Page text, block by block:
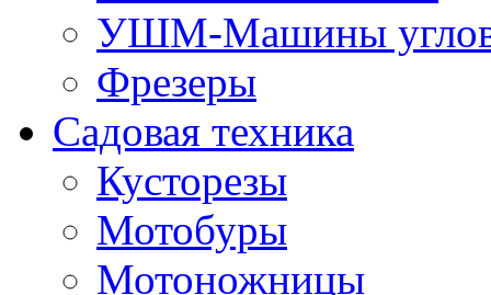
УШМ-Машины
Фрезеры
Садовая техника
Кусторезы
Мотобуры
Мотоножницы